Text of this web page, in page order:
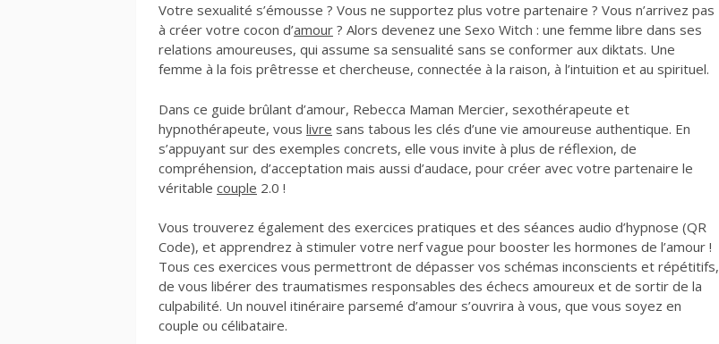
Votre sexualité s’émousse ? Vous ne supportez plus votre partenaire ? Vous n’arrivez pas
à créer votre cocon d’amour ? Alors devenez une Sexo Witch : une femme libre dans ses
relations amoureuses, qui assume sa sensualité sans se conformer aux diktats. Une
femme à la fois prêtresse et chercheuse, connectée à la raison, à l’intuition et au spirituel.
Dans ce guide brûlant d’amour, Rebecca Maman Mercier, sexothérapeute et
hypnothérapeute, vous livre sans tabous les clés d’une vie amoureuse authentique. En
s’appuyant sur des exemples concrets, elle vous invite à plus de réflexion, de
compréhension, d’acceptation mais aussi d’audace, pour créer avec votre partenaire le
véritable couple 2.0 !
Vous trouverez également des exercices pratiques et des séances audio d’hypnose (QR
Code), et apprendrez à stimuler votre nerf vague pour booster les hormones de l’amour !
Tous ces exercices vous permettront de dépasser vos schémas inconscients et répétitifs,
de vous libérer des traumatismes responsables des échecs amoureux et de sortir de la
culpabilité. Un nouvel itinéraire parsemé d’amour s’ouvrira à vous, que vous soyez en
couple ou célibataire.